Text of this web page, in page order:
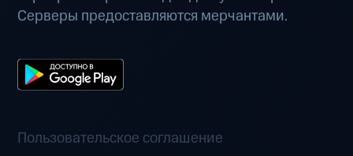
Серверы предоставляются мерчантами.
Пользовательское соглашение